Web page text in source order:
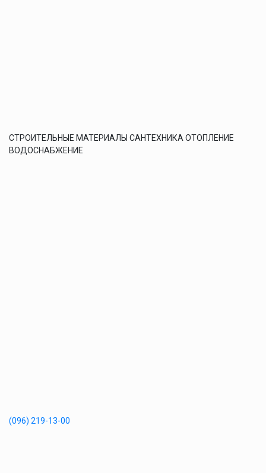
СТРОИТЕЛЬНЫЕ МАТЕРИАЛЫ САНТЕХНИКА ОТОПЛЕНИЕ
ВОДОСНАБЖЕНИЕ
(096) 219-13-00